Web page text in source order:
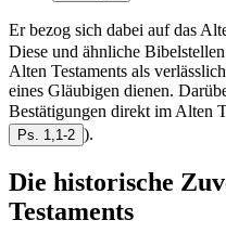
Er bezog sich dabei auf das
Diese und ähnliche
Alten Testaments als
eines Gläubigen dienen.
Bestätigungen direkt im Alten
Ps. 1,1-2 ).
Die historische
Testaments